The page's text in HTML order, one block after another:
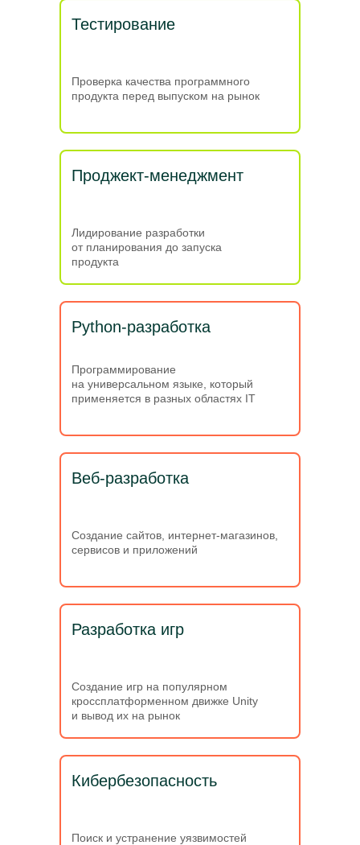
Проджект-менеджмент
Лидирование разработки
от планирования до запуска
продукта
Python-разработка
Программирование
на универсальном языке, который
применяется в разных областях IT
Тестирование
Проверка качества программного
продукта перед выпуском на рынок
Веб-разработка
Создание сайтов, интернет-магазинов,
сервисов и приложений
Разработка игр
Создание игр на популярном
кроссплатформенном движке Unity
и вывод их на рынок
Кибербезопасность
Поиск и устранение уязвимостей